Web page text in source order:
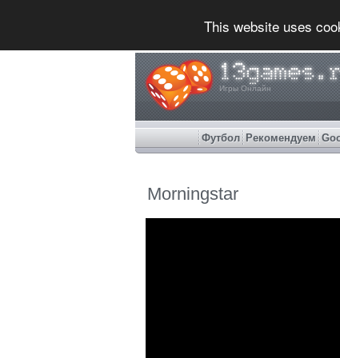
This website uses
Игры Онлайн
Футбол Рекомендуем
Morningstar